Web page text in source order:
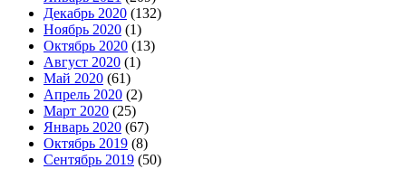
Декабрь 2020 (132)
Ноябрь 2020 (1)
Октябрь 2020 (13)
Август 2020 (1)
Май 2020 (61)
Апрель 2020 (2)
Март 2020 (25)
Январь 2020 (67)
Октябрь 2019 (8)
Сентябрь 2019 (50)